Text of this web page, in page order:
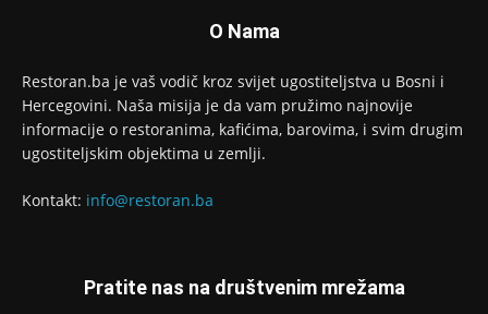
O Nama
Restoran.ba je vaš vodič kroz svijet ugostiteljstva u Bosni i
Hercegovini. Naša misija je da vam pružimo najnovije
informacije o restoranima, kafićima, barovima, i svim drugim
ugostiteljskim objektima u zemlji.
Kontakt: info@restoran.ba
Pratite nas na društvenim mrežama